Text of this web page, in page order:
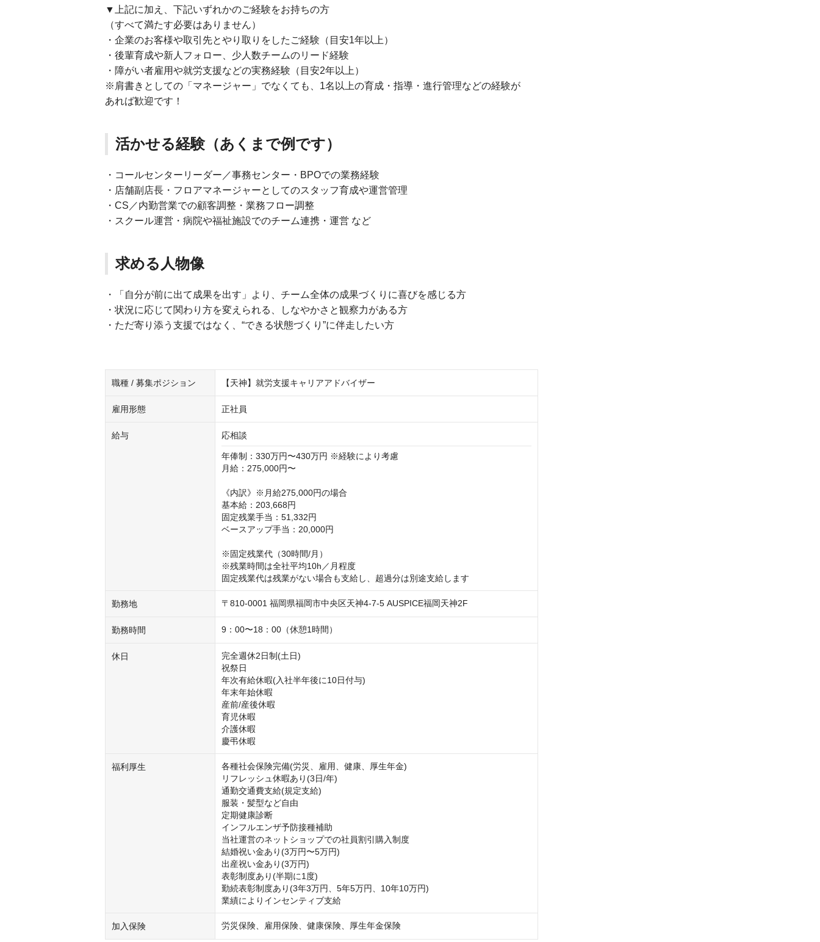
▼上記に加え、下記いずれかのご経験をお持ちの方
（すべて満たす必要はありません）
・企業のお客様や取引先とやり取りをしたご経験（目安1年以上）
・後輩育成や新人フォロー、少人数チームのリード経験
・障がい者雇用や就労支援などの実務経験（目安2年以上）
※肩書きとしての「マネージャー」でなくても、1名以上の育成・指導・進行管理などの経験が
あれば歓迎です！
活かせる経験（あくまで例です）
・コールセンターリーダー／事務センター・BPOでの業務経験
・店舗副店長・フロアマネージャーとしてのスタッフ育成や運営管理
・CS／内勤営業での顧客調整・業務フロー調整
・スクール運営・病院や福祉施設でのチーム連携・運営 など
求める人物像
・「自分が前に出て成果を出す」より、チーム全体の成果づくりに喜びを感じる方
・状況に応じて関わり方を変えられる、しなやかさと観察力がある方
・ただ寄り添う支援ではなく、“できる状態づくり”に伴走したい方
職種 / 募集ポジション 【天神】就労支援キャリアアドバイザー
雇用形態 正社員
給与 応相談
年俸制：330万円〜430万円 ※経験により考慮
月給：275,000円〜
《内訳》※月給275,000円の場合
基本給：203,668円
固定残業手当：51,332円
ベースアップ手当：20,000円
※固定残業代（30時間/月）
※残業時間は全社平均10h／月程度
固定残業代は残業がない場合も支給し、超過分は別途支給します
勤務地 〒810-0001 福岡県福岡市中央区天神4-7-5 AUSPICE福岡天神2F
勤務時間 9：00〜18：00（休憩1時間）
休日
完全週休2日制(土日)
祝祭日
年次有給休暇(入社半年後に10日付与)
年末年始休暇
産前/産後休暇
育児休暇
介護休暇
慶弔休暇
福利厚生
各種社会保険完備(労災、雇用、健康、厚生年金)
リフレッシュ休暇あり(3日/年)
通勤交通費支給(規定支給)
服装・髪型など自由
定期健康診断
インフルエンザ予防接種補助
当社運営のネットショップでの社員割引購入制度
結婚祝い金あり(3万円〜5万円)
出産祝い金あり(3万円)
表彰制度あり(半期に1度)
勤続表彰制度あり(3年3万円、5年5万円、10年10万円)
業績によりインセンティブ支給
加入保険 労災保険、雇用保険、健康保険、厚生年金保険